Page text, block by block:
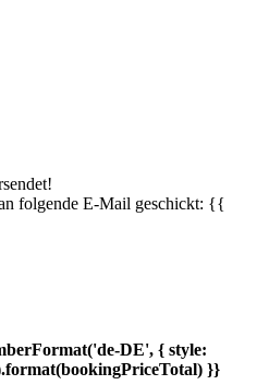
folgende E-Mail geschickt: {{
DE', { style:
}}